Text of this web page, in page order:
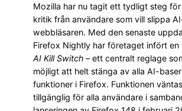
Mozilla har nu tagit ett tydligt steg
kritik från användare som vill slippa
webbläsaren. Med den senaste
Firefox Nightly har företaget infört en
AI Kill Switch – ett centralt reglage
möjligt att helt stänga av alla AI-
funktioner i Firefox. Funktionen
tillgänglig för alla användare i